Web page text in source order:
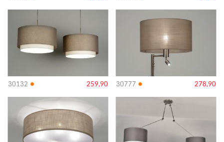
30132 • 259,90
Info
30777 • 278,90
Info
Info Info